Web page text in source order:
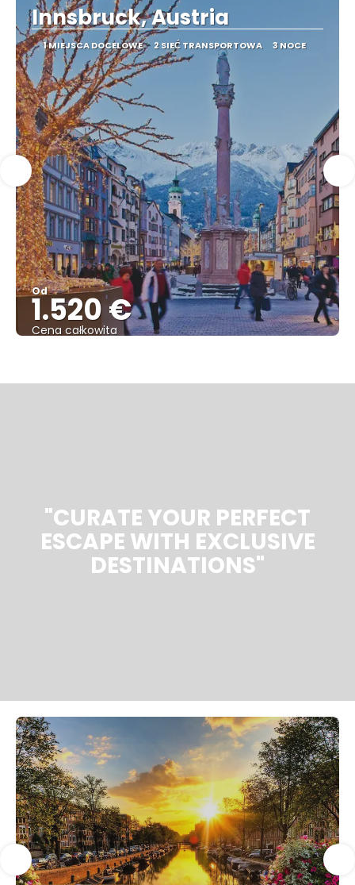
Innsbruck, Austria
1 MIEJSCA DOCELOWE 2 SIEĆ TRANSPORTOWA 3 NOCE
Od
1.520 €
Cena całkowita
"CURATE YOUR PERFECT
ESCAPE WITH EXCLUSIVE
DESTINATIONS"